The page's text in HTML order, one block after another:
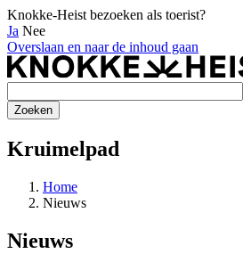
Knokke-Heist bezoeken als toerist?
Ja Nee
Overslaan en naar de inhoud gaan
Kruimelpad
Home
Nieuws
Nieuws